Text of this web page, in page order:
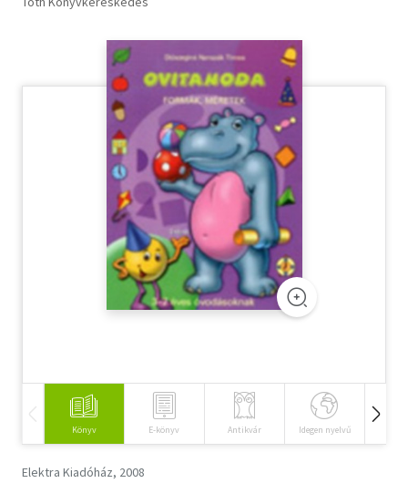
Hobbi, szabadidő
Szótár, nyelvkönyv
Tankönyv, segédkönyv
Társadalomtudomány
Természettudomány
Vallás
Könyv E-könyv Antikvár Idegen nyelvű
Elektra Kiadóház, 2008